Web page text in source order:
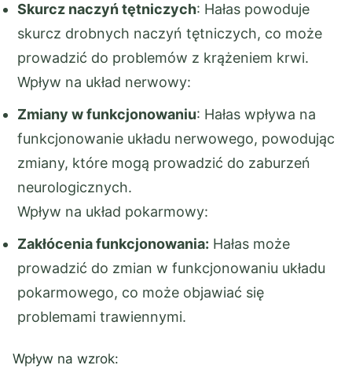
Skurcz naczyń tętniczych: Hałas powoduje
skurcz drobnych naczyń tętniczych, co może
prowadzić do problemów z krążeniem krwi.
Wpływ na układ nerwowy:
Zmiany w funkcjonowaniu: Hałas wpływa na
funkcjonowanie układu nerwowego, powodując
zmiany, które mogą prowadzić do zaburzeń
neurologicznych.
Wpływ na układ pokarmowy:
Zakłócenia funkcjonowania: Hałas może
prowadzić do zmian w funkcjonowaniu układu
pokarmowego, co może objawiać się
problemami trawiennymi.
Wpływ na wzrok: